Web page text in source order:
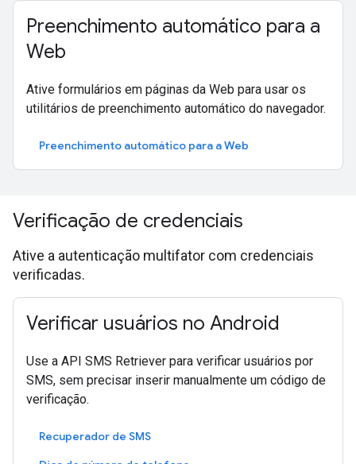
Preenchimento automático para a
Web
Ative formulários em páginas da Web para usar os
utilitários de preenchimento automático do navegador.
Preenchimento automático para a Web
Verificação de credenciais
Ative a autenticação multifator com credenciais
verificadas.
Verificar usuários no Android
Use a API SMS Retriever para verificar usuários por
SMS, sem precisar inserir manualmente um código de
verificação.
Recuperador de SMS